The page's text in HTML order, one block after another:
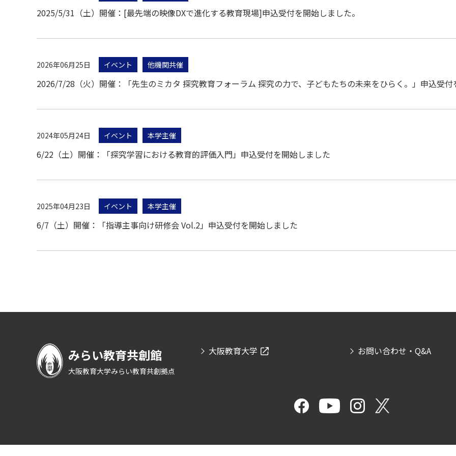
2025/5/31（土）開催：[最先端の映像DXで進化する教育現場]申込受付を開始しました。
2026年06月25日 イベント 他機関共催
2026/7/28（火）開催：「先⽣のミカタ 探究教育フォーラム 探究の⼒で、⼦どもたちの未来をひらく。」申込受付
2024年05月24日 イベント 本学主催
6/22（土）開催：「探究学習における教育的評価入門」申込受付を開始しました
2025年04月23日 イベント 本学主催
6/7（土）開催：「指導主事向け研修会 Vol.2」申込受付を開始しました
みらい教育共創館
大阪教育大学みらい教育共創拠点
大阪教育大学 お問い合わせ・Q&A